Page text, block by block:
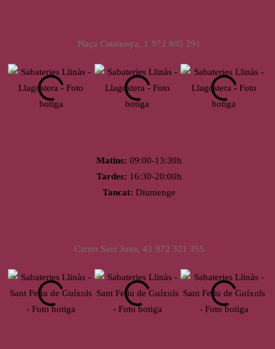
Plaça Catalunya, 1 972 805 291
Matins: 09:00-13:30h
Tardes: 16:30-20:00h
Tancat: Diumenge
Carrer Sant Joan, 43 972 321 355